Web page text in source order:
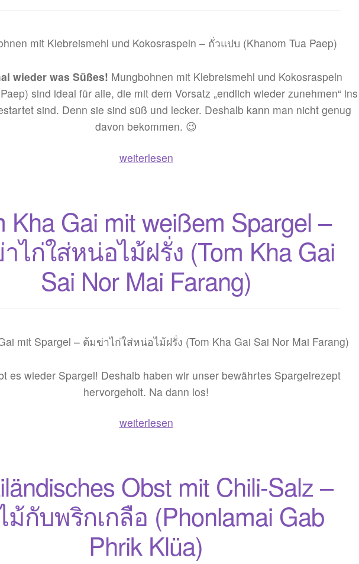
wieder was Süßes! Mungbohnen mit Klebreismehl und Kokosraspeln
sind ideal für alle, die mit dem Vorsatz „endlich wieder zunehmen“ ins
sind. Denn sie sind süß und lecker. Deshalb kann man nicht genug
davon bekommen. 😉
Mungbohnen
Kokosraspeln
–
ถั่ว
แปบ
(Khanom
weiterlesen
Kha Gai mit weißem Spargel –
ไก่ใส่หน่อไม้ฝรั่ง (Tom Kha Gai
Sai Nor Mai Farang)
es wieder Spargel! Deshalb haben wir unser bewährtes Spargelrezept
hervorgeholt. Na dann los!
Tom
weißem
Spargel
–
ต้มข่า
ไก่
weiterlesen
Obst mit Chili-Salz –
ม้กับพริกเกลือ (Phonlamai Gab
Phrik Klüa)